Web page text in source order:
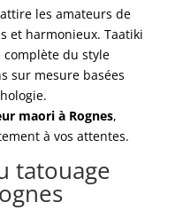
les amateurs de
et harmonieux. Taatiki
du style
sur mesure basées
maori à Rognes,
à vos attentes.
tatouage